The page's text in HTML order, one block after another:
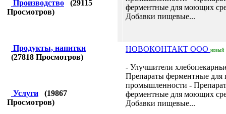
Производство (29115
Просмотров)
Продукты, напитки
(27818 Просмотров)
Услуги (19867
Просмотров)
ферментные для моющих
Добавки пищевые...
НОВОКОНТАКТ ООО новый
- Улучшители
Препараты ферментные для
промышленности -
ферментные для моющих
Добавки пищевые...